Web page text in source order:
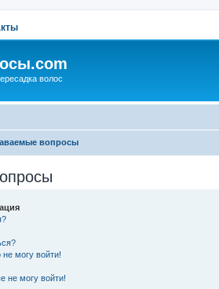
волос
вопросы
не могу войти!
не могу войти!